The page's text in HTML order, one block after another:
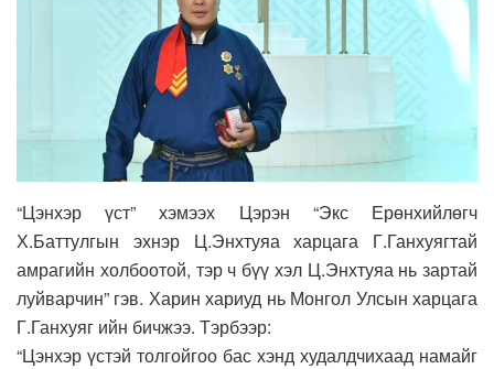
“Цэнхэр үст” хэмээх Цэрэн “Экс Ерөнхийлөгч
Х.Баттулгын эхнэр Ц.Энхтуяа харцага Г.Ганхуягтай
амрагийн холбоотой, тэр ч бүү хэл Ц.Энхтуяа нь зартай
луйварчин” гэв. Харин хариуд нь Монгол Улсын харцага
Г.Ганхуяг ийн бичжээ. Тэрбээр:
“Цэнхэр үстэй толгойгоо бас хэнд худалдчихаад намайг